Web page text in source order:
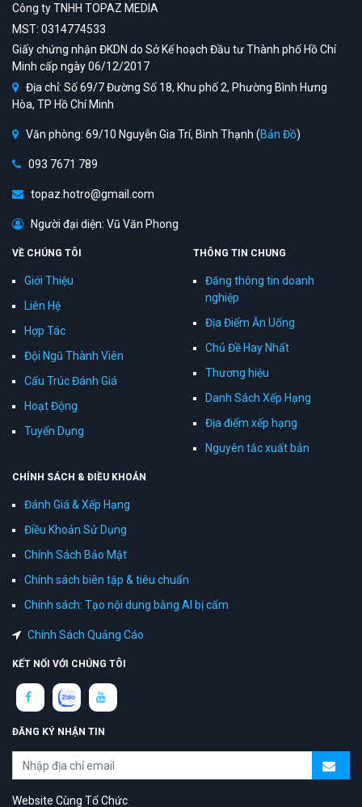
Công ty TNHH TOPAZ MEDIA
MST: 0314774533
Giấy chứng nhận ĐKDN do Sở Kế hoạch Đầu tư Thành phố Hồ Chí
Minh cấp ngày 06/12/2017
Địa chỉ: Số 69/7 Đường Số 18, Khu phố 2, Phường Bình Hưng
Hòa, TP Hồ Chí Minh
Văn phòng: 69/10 Nguyễn Gia Trí, Bình Thạnh (Bản Đồ)
093 7671 789
topaz.hotro@gmail.com
Người đại diện: Vũ Văn Phong
VỀ CHÚNG TÔI
Giới Thiệu
Liên Hệ
Hợp Tác
Đội Ngũ Thành Viên
Cấu Trúc Đánh Giá
Hoạt Động
Tuyển Dụng
THÔNG TIN CHUNG
Đăng thông tin doanh
nghiệp
Địa Điểm Ăn Uống
Chủ Đề Hay Nhất
Thương hiệu
Danh Sách Xếp Hạng
Địa điểm xếp hạng
Nguyên tắc xuất bản
CHÍNH SÁCH & ĐIỀU KHOẢN
Đánh Giá & Xếp Hạng
Điều Khoản Sử Dụng
Chính Sách Bảo Mật
Chính sách biên tập & tiêu chuẩn
Chính sách: Tạo nội dung bằng AI bị cấm
Chính Sách Quảng Cáo
KẾT NỐI VỚI CHÚNG TÔI
ĐĂNG KÝ NHẬN TIN
Website Cùng Tổ Chức